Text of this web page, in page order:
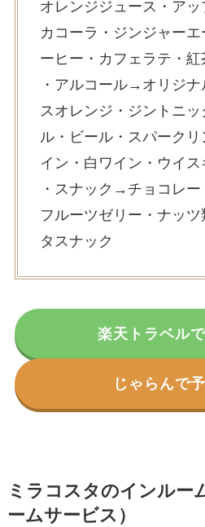
オレンジジュース・ア
カコーラ・ジンジャー
ーヒー・カフェラテ・
・アルコール→オリジ
スオレンジ・ジントニ
ル・ビール・スパーク
イン・白ワイン・ウイス
・スナック→チョコレー
フルーツゼリー・ナッ
タスナック
楽天トラベル
じゃらんで
ミラコスタのインルー
ームサービス）